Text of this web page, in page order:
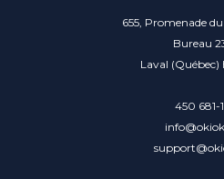
655, Promenade
Bureau
Laval (Québec)
450 681-